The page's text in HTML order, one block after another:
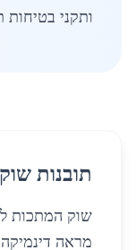
ותקני בטיחות
תובנות
שוק המתכות
מראה